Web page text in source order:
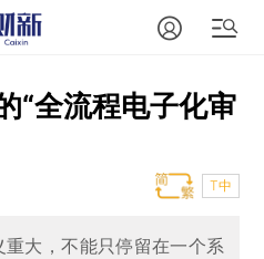
“全流程电子化审
T中
大，不能只停留在一个系